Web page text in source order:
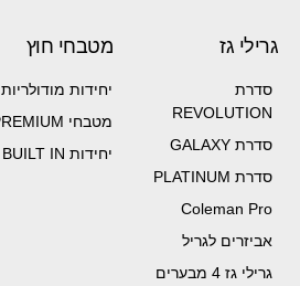
גרילי גז
סדרת
REVOLUTION
סדרת GALAXY
סדרת PLATINUM
Coleman Pro
אביזרים לגריל
גרילי גז 4 מבערים
מטבחי חוץ
יחידות מודולריות
מטבחי PREMIUM
יחידות BUILT IN